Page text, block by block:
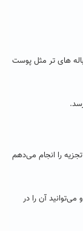
های تر مثل پوست
را انجام می‌دهم
آن را در